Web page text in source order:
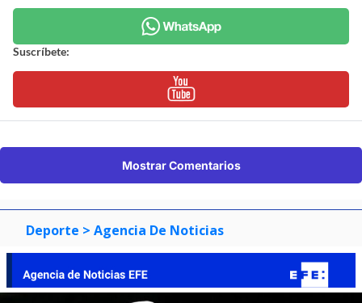
Suscríbete:
Mostrar Comentarios
Deporte > Agencia De Noticias